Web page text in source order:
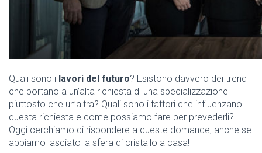
Quali sono i lavori del futuro? Esistono davvero dei trend
che portano a un’alta richiesta di una specializzazione
piuttosto che un’altra? Quali sono i fattori che influenzano
questa richiesta e come possiamo fare per prevederli?
Oggi cerchiamo di rispondere a queste domande, anche se
abbiamo lasciato la sfera di cristallo a casa!